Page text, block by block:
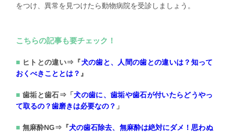
をつけ、異常を見つけたら動物病院を受診しましょう。
こちらの記事も要チェック！
ヒトとの違い⇒『犬の歯と、人間の歯との違いは？ 知って
おくべきこととは？ 』
歯垢と歯石⇒「犬の歯に、歯垢や歯石が付いたらどうやっ
て取るの？歯磨きは必要なの？ 」
無麻酔NG⇒『犬の歯石除去、無麻酔は絶対にダメ！思わぬ